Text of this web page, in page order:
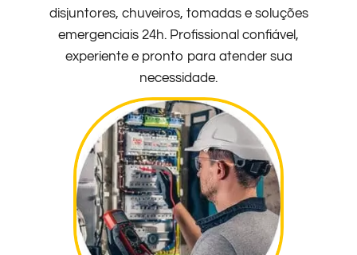
disjuntores, chuveiros, tomadas e soluções
emergenciais 24h. Profissional confiável,
experiente e pronto para atender sua
necessidade.